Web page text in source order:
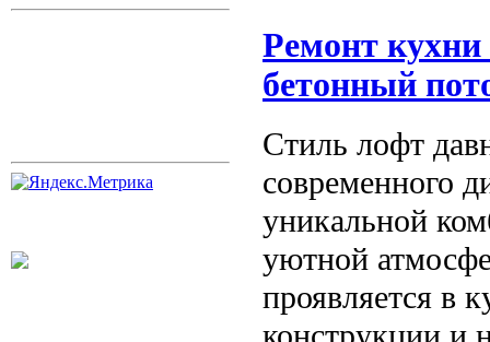
Ремонт кухни
бетонный
Стиль лофт
современного
уникальной
уютной
проявляется в